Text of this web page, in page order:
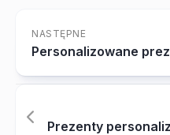
NASTĘPNE
Personalizowane
Prezenty